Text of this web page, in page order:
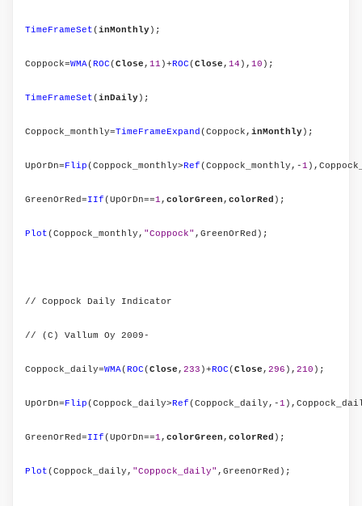
TimeFrameSet(inMonthly);
Coppock=WMA(ROC(Close , 11 )+ROC(Close , 14 ), 10 );
TimeFrameSet(inDaily);
Coppock_monthly=TimeFrameExpand (Coppock, inMonthly);
UpOrDn=Flip(Coppock_monthly>Ref(Coppock_monthly,-1
GreenOrRed=IIf(UpOrDn==1 , colorGreen , colorRed );
Plot(Coppock_monthly, "Coppock" ,GreenOrRed);
// Coppock Daily Indicator
// (C) Vallum Oy 2009-
Coppock_daily=WMA(ROC(Close , 233 )+ROC(Close , 296 ), 210 );
UpOrDn=Flip(Coppock_daily>Ref(Coppock_daily,-1
GreenOrRed=IIf(UpOrDn==1 , colorGreen , colorRed );
Plot(Coppock_daily, "Coppock_daily" ,GreenOrRed);